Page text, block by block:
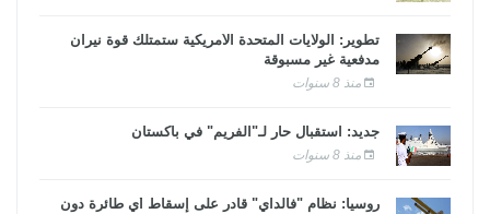
تطوير: الولايات المتحدة الأمريكية ستمتلك قوة نيران
مدفعية غير مسبوقة
منذ 8 سنوات
جديد: استقبال حار لـ"الفريم" في باكستان
منذ 8 سنوات
روسيا: نظام "فالداي" قادر على إسقاط أي طائرة دون